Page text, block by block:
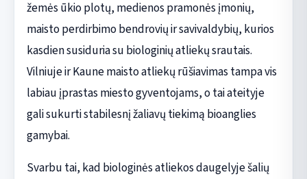
žemės ūkio plotų, medienos pramonės įmonių,
maisto perdirbimo bendrovių ir savivaldybių, kurios
kasdien susiduria su biologinių atliekų srautais.
Vilniuje ir Kaune maisto atliekų rūšiavimas tampa vis
labiau įprastas miesto gyventojams, o tai ateityje
gali sukurti stabilesnį žaliavų tiekimą bioanglies
gamybai.
Svarbu tai, kad biologinės atliekos daugelyje šalių